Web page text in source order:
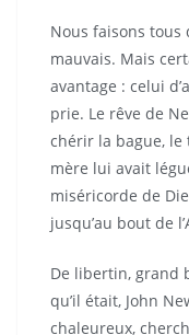
Nous faisons tous
mauvais. Mais
avantage : celui
prie. Le rêve de
chérir la bague, le
mère lui avait
miséricorde de
jusqu’au bout de
De libertin, grand
qu’il était, John
chaleureux,